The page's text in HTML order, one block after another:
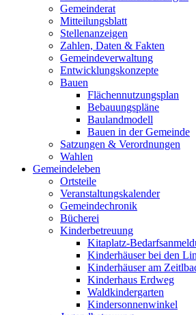
Gemeinderat
Mitteilungsblatt
Stellenanzeigen
Zahlen, Daten & Fakten
Gemeindeverwaltung
Entwicklungskonzepte
Bauen
Flächennutzungsplan
Bebauungspläne
Baulandmodell
Bauen in der Gemeinde
Satzungen & Verordnungen
Wahlen
Gemeindeleben
Ortsteile
Veranstaltungskalender
Gemeindechronik
Bücherei
Kinderbetreuung
Kitaplatz-
Kinderhäuser bei den
Kinderhäuser am
Kinderhaus Erdweg
Waldkindergarten
Kindersonnenwinkel